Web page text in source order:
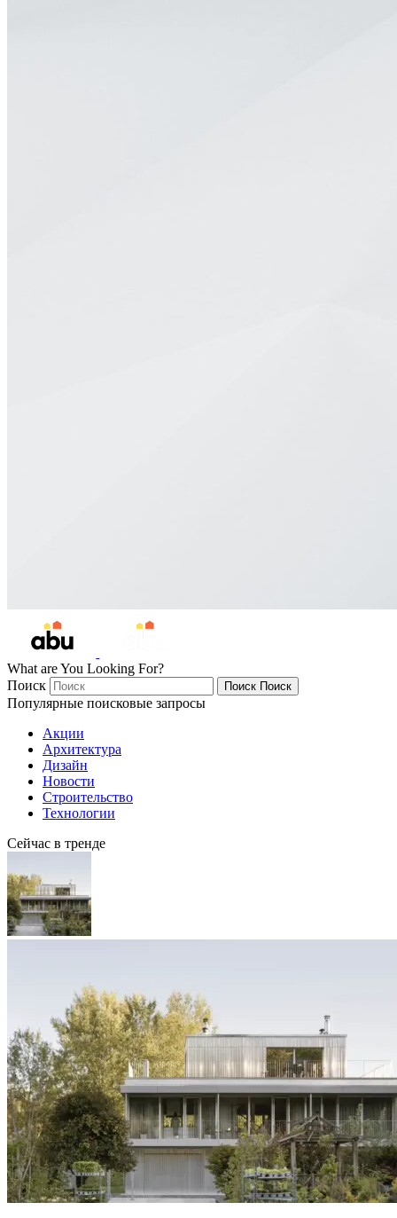
What are You Looking For?
Поиск
Поиск Поиск
Популярные поисковые запросы
Акции
Архитектура
Дизайн
Новости
Строительство
Технологии
Сейчас в тренде